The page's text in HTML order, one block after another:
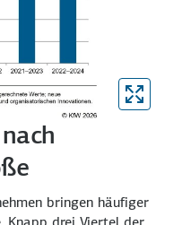
bringen häufiger